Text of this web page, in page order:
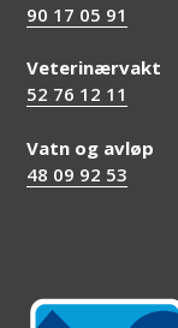
90 17 05 91
Veterinærvakt
52 76 12 11
Vatn og avløp
48 09 92 53